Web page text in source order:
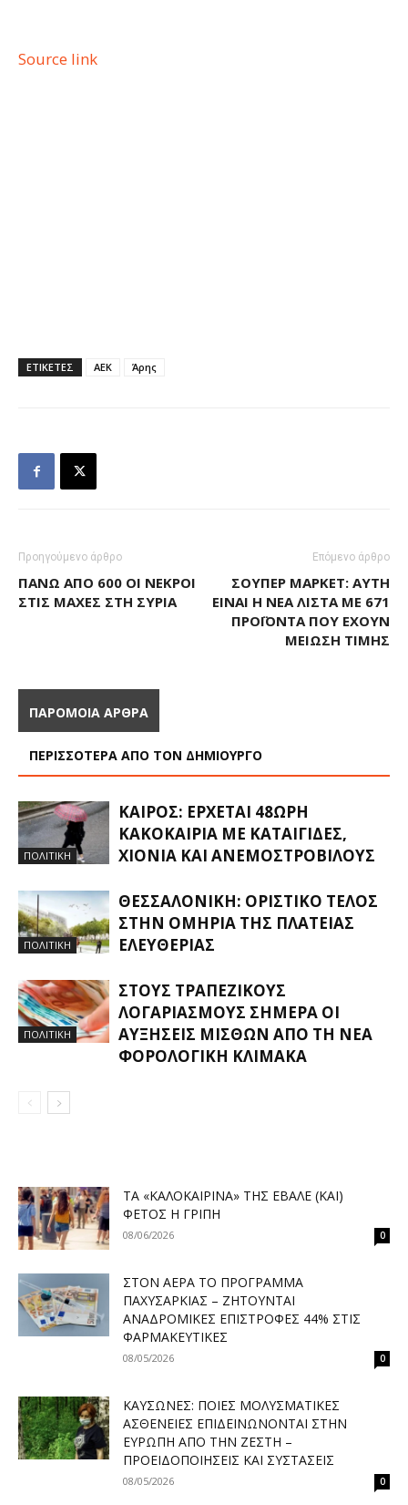
Source link
ΕΤΙΚΕΤΕΣ ΑΕΚ Άρης
Προηγούμενο άρθρο
ΠΆΝΩ ΑΠΌ 600 ΟΙ ΝΕΚΡΟΊ
ΣΤΙΣ ΜΆΧΕΣ ΣΤΗ ΣΥΡΊΑ
Επόμενο άρθρο
ΣΟΎΠΕΡ ΜΆΡΚΕΤ: ΑΥΤΉ
ΕΊΝΑΙ Η ΝΈΑ ΛΊΣΤΑ ΜΕ 671
ΠΡΟΪΌΝΤΑ ΠΟΥ ΈΧΟΥΝ
ΜΕΊΩΣΗ ΤΙΜΉΣ
ΠΑΡΟΜΟΙΑ ΑΡΘΡΑ
ΠΕΡΙΣΣΟΤΕΡΑ ΑΠΟ ΤΟΝ ΔΗΜΙΟΥΡΓΟ
ΠΟΛΙΤΙΚΗ
ΚΑΙΡΌΣ: ΈΡΧΕΤΑΙ 48ΩΡΗ
ΚΑΚΟΚΑΙΡΊΑ ΜΕ ΚΑΤΑΙΓΊΔΕΣ,
ΧΙΌΝΙΑ ΚΑΙ ΑΝΕΜΟΣΤΡΌΒΙΛΟΥΣ
ΠΟΛΙΤΙΚΗ
ΘΕΣΣΑΛΟΝΊΚΗ: ΟΡΙΣΤΙΚΌ ΤΈΛΟΣ
ΣΤΗΝ ΟΜΗΡΊΑ ΤΗΣ ΠΛΑΤΕΊΑΣ
ΕΛΕΥΘΕΡΊΑΣ
ΠΟΛΙΤΙΚΗ
ΣΤΟΥΣ ΤΡΑΠΕΖΙΚΟΎΣ
ΛΟΓΑΡΙΑΣΜΟΎΣ ΣΉΜΕΡΑ ΟΙ
ΑΥΞΉΣΕΙΣ ΜΙΣΘΏΝ ΑΠΌ ΤΗ ΝΈΑ
ΦΟΡΟΛΟΓΙΚΉ ΚΛΊΜΑΚΑ
ΤΑ «ΚΑΛΟΚΑΙΡΙΝΆ» ΤΗΣ ΈΒΑΛΕ (ΚΑΙ)
ΦΈΤΟΣ Η ΓΡΊΠΗ
08/06/2026 0
ΣΤΟΝ ΑΈΡΑ ΤΟ ΠΡΌΓΡΑΜΜΑ
ΠΑΧΥΣΑΡΚΊΑΣ – ΖΗΤΟΎΝΤΑΙ
ΑΝΑΔΡΟΜΙΚΈΣ ΕΠΙΣΤΡΟΦΈΣ 44% ΣΤΙΣ
ΦΑΡΜΑΚΕΥΤΙΚΈΣ
08/05/2026 0
ΚΑΎΣΩΝΕΣ: ΠΟΙΕΣ ΜΟΛΥΣΜΑΤΙΚΈΣ
ΑΣΘΈΝΕΙΕΣ ΕΠΙΔΕΙΝΏΝΟΝΤΑΙ ΣΤΗΝ
ΕΥΡΏΠΗ ΑΠΌ ΤΗΝ ΖΈΣΤΗ –
ΠΡΟΕΙΔΟΠΟΙΉΣΕΙΣ ΚΑΙ ΣΥΣΤΆΣΕΙΣ
08/05/2026 0